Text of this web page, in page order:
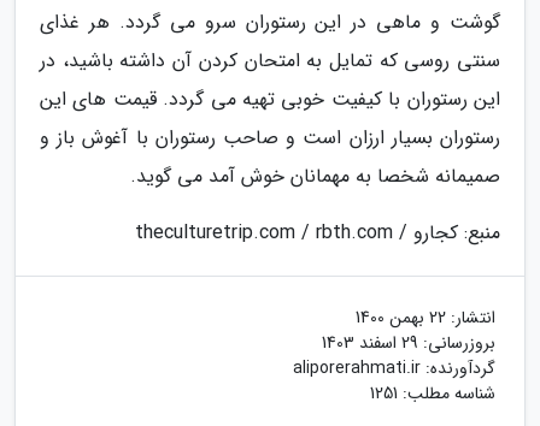
گوشت و ماهی در این رستوران سرو می گردد. هر غذای
سنتی روسی که تمایل به امتحان کردن آن داشته باشید، در
این رستوران با کیفیت خوبی تهیه می گردد. قیمت های این
رستوران بسیار ارزان است و صاحب رستوران با آغوش باز و
صمیمانه شخصا به مهمانان خوش آمد می گوید.
منبع: کجارو / theculturetrip.com / rbth.com
انتشار: 22 بهمن 1400
بروزرسانی: 29 اسفند 1403
گردآورنده: aliporerahmati.ir
شناسه مطلب: 1251